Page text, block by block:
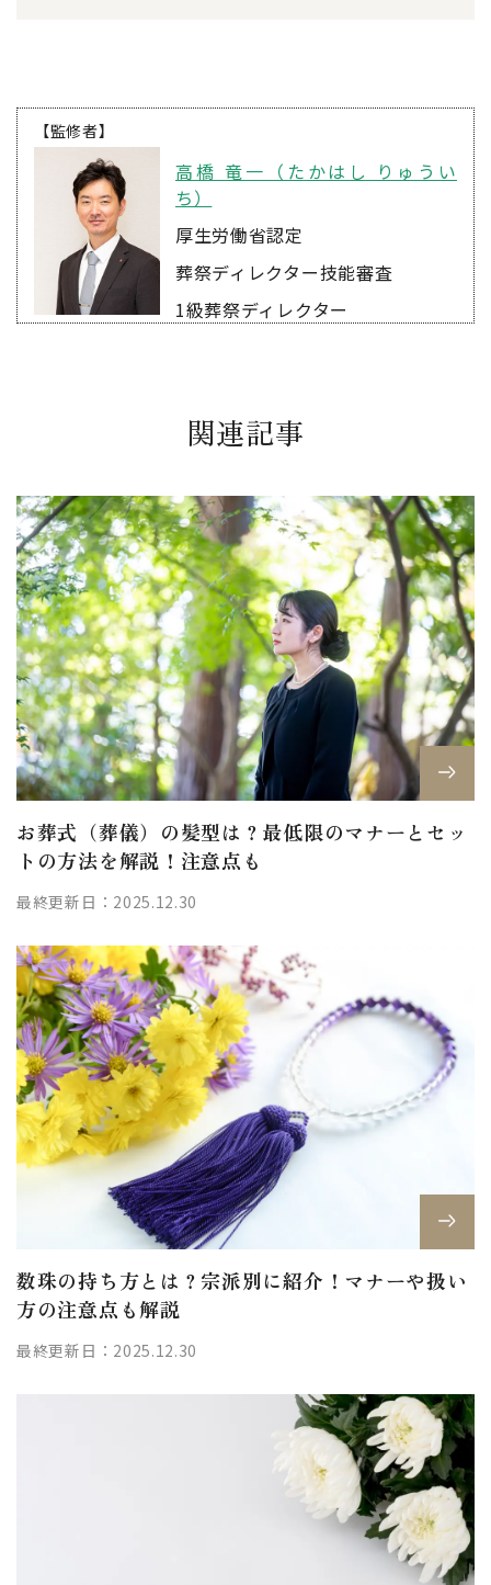
【監修者】
高橋 竜一（たかはし りゅうい
ち）
厚生労働省認定
葬祭ディレクター技能審査
1級葬祭ディレクター
関連記事
お葬式（葬儀）の髪型は？最低限のマナーとセッ
トの方法を解説！注意点も
最終更新日：2025.12.30
数珠の持ち方とは？宗派別に紹介！マナーや扱い
方の注意点も解説
最終更新日：2025.12.30